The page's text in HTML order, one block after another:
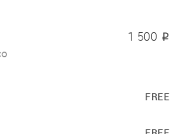
1 500 ₽
FREE